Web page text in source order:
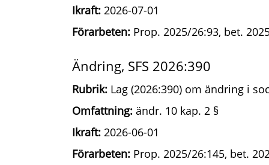
Ikraft: 2026-07-01
Förarbeten: Prop. 2025/26:93, bet.
Ändring, SFS 2026:390
Rubrik: Lag (2026:390) om ändring i
Omfattning: ändr. 10 kap. 2 §
Ikraft: 2026-06-01
Förarbeten: Prop. 2025/26:145, bet.